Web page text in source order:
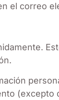
el correo